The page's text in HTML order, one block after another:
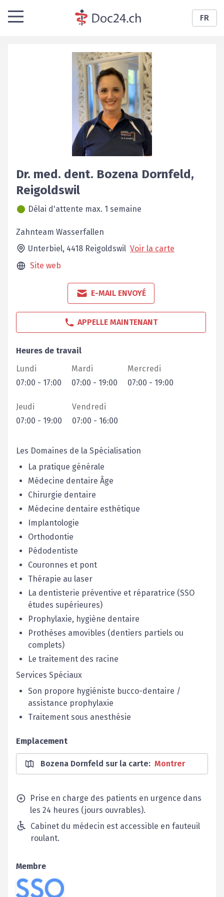
FR
Dr. med. dent. Bozena Dornfeld,
Reigoldswil
Délai d'attente max. 1 semaine
Zahnteam Wasserfallen
Unterbiel, 4418 Reigoldswil Voir la carte
Site web
E-MAIL ENVOYÉ
APPELLE MAINTENANT
Heures de travail
Lundi
07:00 - 17:00
Mardi
07:00 - 19:00
Mercredi
07:00 - 19:00
Jeudi
07:00 - 19:00
Vendredi
07:00 - 16:00
Les Domaines de la Spécialisation
La pratique générale
Médecine dentaire Âge
Chirurgie dentaire
Médecine dentaire esthétique
Implantologie
Orthodontie
Pédodentiste
Couronnes et pont
Thérapie au laser
La dentisterie préventive et réparatrice (SSO
études supérieures)
Prophylaxie, hygiène dentaire
Prothèses amovibles (dentiers partiels ou
complets)
Le traitement des racine
Services Spéciaux
Son propore hygiéniste bucco-dentaire /
assistance prophylaxie
Traitement sous anesthésie
Emplacement
Bozena Dornfeld sur la carte: Montrer
Prise en charge des patients en urgence dans
les 24 heures (jours ouvrables).
Cabinet du médecin est accessible en fauteuil
roulant.
Membre